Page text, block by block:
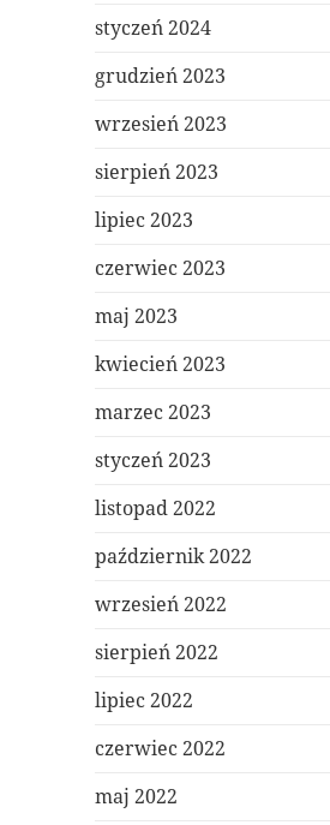
styczeń 2024
grudzień 2023
wrzesień 2023
sierpień 2023
lipiec 2023
czerwiec 2023
maj 2023
kwiecień 2023
marzec 2023
styczeń 2023
listopad 2022
październik 2022
wrzesień 2022
sierpień 2022
lipiec 2022
czerwiec 2022
maj 2022